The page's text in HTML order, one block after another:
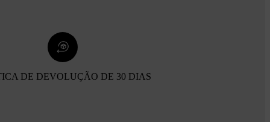
DE DEVOLUÇÃO DE 30 DIAS